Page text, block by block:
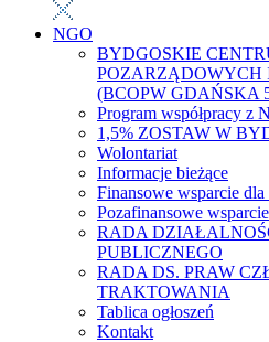
NGO
BYDGOSKIE
POZARZĄDOWYCH
(BCOPW GDAŃSKA
Program współpracy z
1,5% ZOSTAW W
Wolontariat
Informacje bieżące
Finansowe wsparcie
Pozafinansowe
RADA
PUBLICZNEGO
RADA DS. PRAW
TRAKTOWANIA
Tablica ogłoszeń
Kontakt